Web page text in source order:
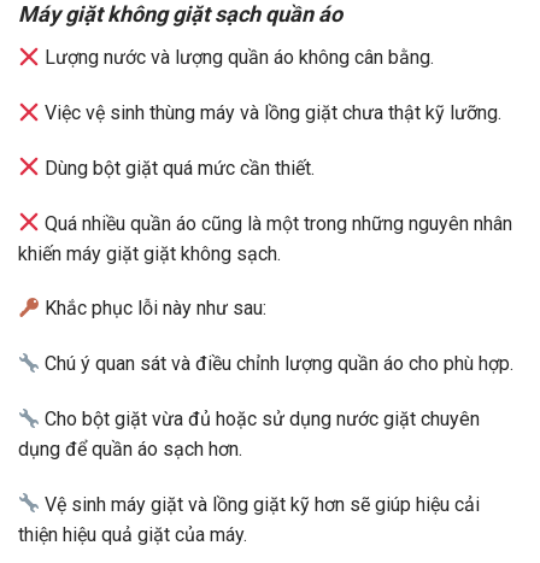
Máy giặt không giặt sạch quần áo
Lượng nước và lượng quần áo không cân bằng.
Việc vệ sinh thùng máy và lồng giặt chưa thật kỹ lưỡng.
Dùng bột giặt quá mức cần thiết.
Quá nhiều quần áo cũng là một trong những nguyên nhân
khiến máy giặt giặt không sạch.
Khắc phục lỗi này như sau:
Chú ý quan sát và điều chỉnh lượng quần áo cho phù hợp.
Cho bột giặt vừa đủ hoặc sử dụng nước giặt chuyên
dụng để quần áo sạch hơn.
Vệ sinh máy giặt và lồng giặt kỹ hơn sẽ giúp hiệu cải
thiện hiệu quả giặt của máy.